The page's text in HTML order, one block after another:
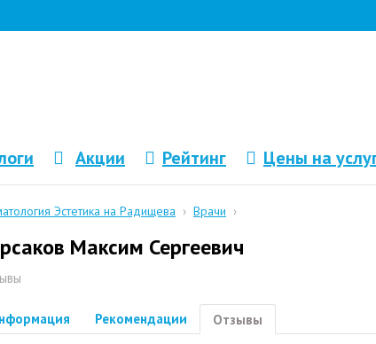
Акции Рейтинг Цены на
Эстетика на Радищева › Врачи ›
Максим Сергеевич
Рекомендации Отзывы